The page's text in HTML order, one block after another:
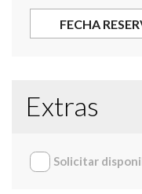
Extras
Solicitar